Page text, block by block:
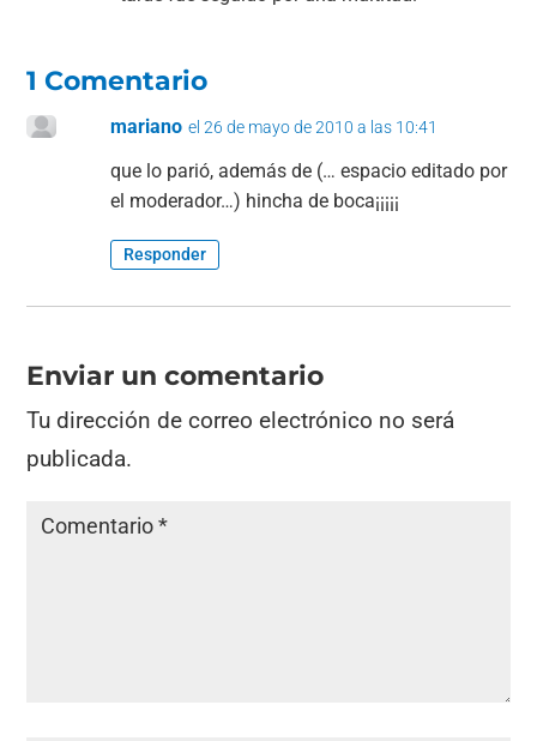
1 Comentario
mariano el 26 de mayo de 2010 a las 10:41
que lo parió, además de (… espacio editado por
el moderador…) hincha de boca¡¡¡¡¡
Responder
Enviar un comentario
Tu dirección de correo electrónico no será
publicada.